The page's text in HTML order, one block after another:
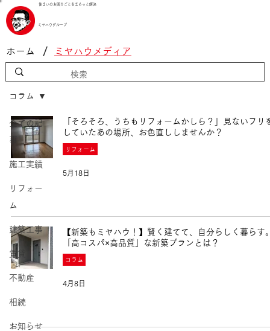
ミヤハウグループ
住まいのお困りごとをまるっと解決
ホーム / ミヤハウメディア
全ての記
事
施工実績
リフォー
ム
建築工事
賃貸
不動産
相続
お知らせ
コラム
「そろそろ、うちもリフォームかしら？」見ないフリ
していたあの場所、お色直ししませんか？
リフォーム
5月18日
【新築もミヤハウ！】賢く建てて、自分らしく暮らす
「高コスパ×高品質」な新築プランとは？
コラム
4月8日